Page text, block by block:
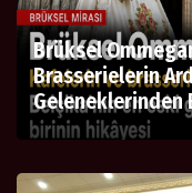
Brüksel
Brasserielerin
Geleneklerinden